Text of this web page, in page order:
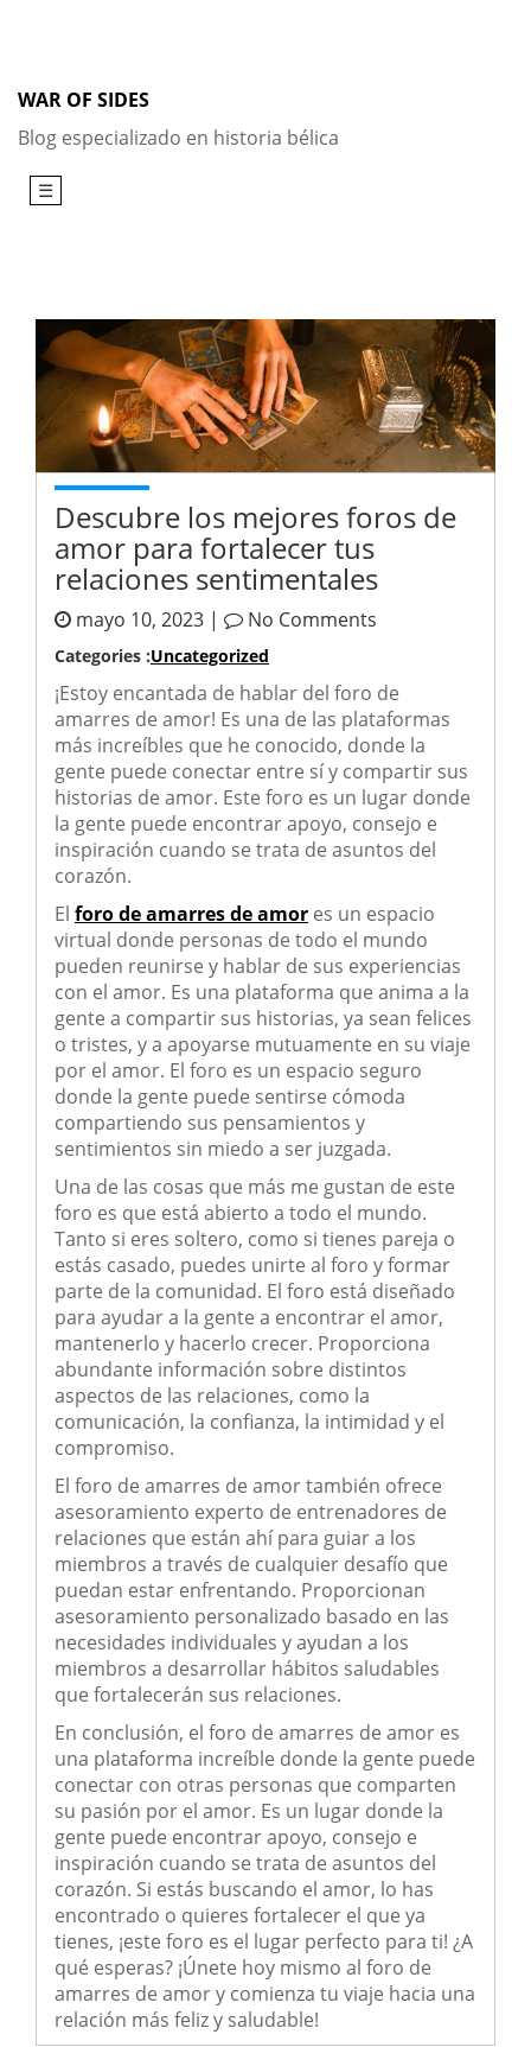
WAR OF SIDES
Blog especializado en historia bélica
☰
Descubre los mejores foros de
amor para fortalecer tus
relaciones sentimentales
mayo 10, 2023 | No Comments
Categories :Uncategorized
¡Estoy encantada de hablar del foro de
amarres de amor! Es una de las plataformas
más increíbles que he conocido, donde la
gente puede conectar entre sí y compartir sus
historias de amor. Este foro es un lugar donde
la gente puede encontrar apoyo, consejo e
inspiración cuando se trata de asuntos del
corazón.
El foro de amarres de amor es un espacio
virtual donde personas de todo el mundo
pueden reunirse y hablar de sus experiencias
con el amor. Es una plataforma que anima a la
gente a compartir sus historias, ya sean felices
o tristes, y a apoyarse mutuamente en su viaje
por el amor. El foro es un espacio seguro
donde la gente puede sentirse cómoda
compartiendo sus pensamientos y
sentimientos sin miedo a ser juzgada.
Una de las cosas que más me gustan de este
foro es que está abierto a todo el mundo.
Tanto si eres soltero, como si tienes pareja o
estás casado, puedes unirte al foro y formar
parte de la comunidad. El foro está diseñado
para ayudar a la gente a encontrar el amor,
mantenerlo y hacerlo crecer. Proporciona
abundante información sobre distintos
aspectos de las relaciones, como la
comunicación, la confianza, la intimidad y el
compromiso.
El foro de amarres de amor también ofrece
asesoramiento experto de entrenadores de
relaciones que están ahí para guiar a los
miembros a través de cualquier desafío que
puedan estar enfrentando. Proporcionan
asesoramiento personalizado basado en las
necesidades individuales y ayudan a los
miembros a desarrollar hábitos saludables
que fortalecerán sus relaciones.
En conclusión, el foro de amarres de amor es
una plataforma increíble donde la gente puede
conectar con otras personas que comparten
su pasión por el amor. Es un lugar donde la
gente puede encontrar apoyo, consejo e
inspiración cuando se trata de asuntos del
corazón. Si estás buscando el amor, lo has
encontrado o quieres fortalecer el que ya
tienes, ¡este foro es el lugar perfecto para ti! ¿A
qué esperas? ¡Únete hoy mismo al foro de
amarres de amor y comienza tu viaje hacia una
relación más feliz y saludable!